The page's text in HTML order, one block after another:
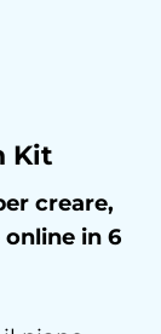
Kit​
creare,
in 6